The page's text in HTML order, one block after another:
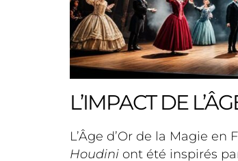
L’IMPACT DE
L’Âge d’Or de la Magie
Houdini ont été inspirés